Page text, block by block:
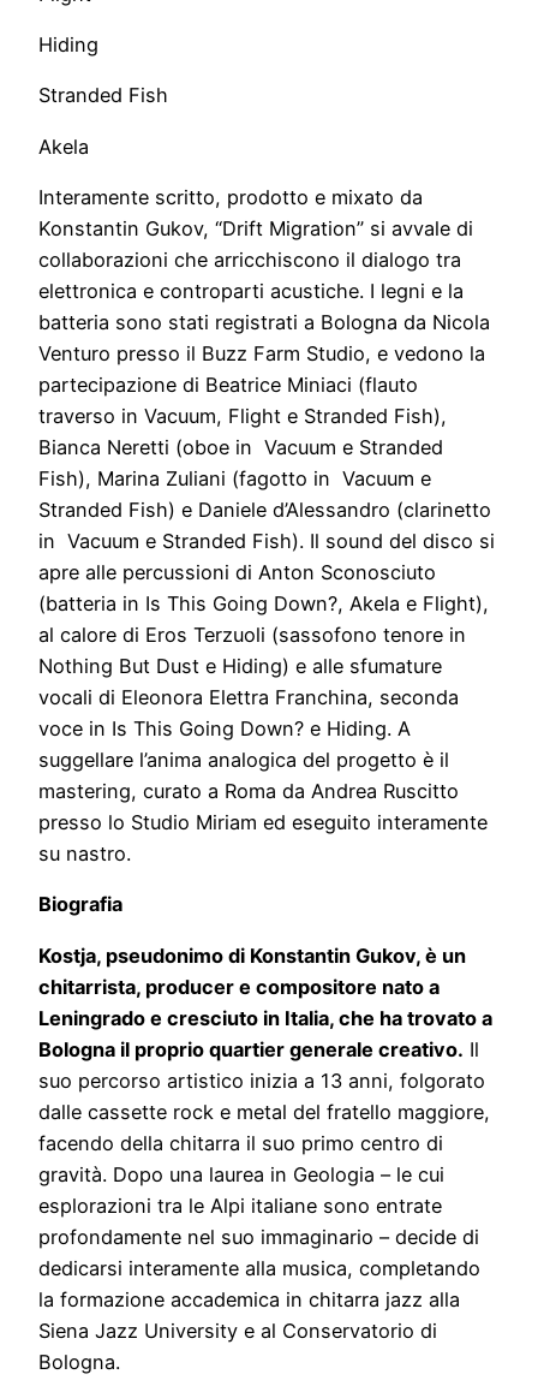
Hiding
Stranded Fish
Akela
Interamente scritto, prodotto e mixato da
Konstantin Gukov, “Drift Migration” si avvale di
collaborazioni che arricchiscono il dialogo tra
elettronica e controparti acustiche. I legni e la
batteria sono stati registrati a Bologna da Nicola
Venturo presso il Buzz Farm Studio, e vedono la
partecipazione di Beatrice Miniaci (flauto
traverso in Vacuum, Flight e Stranded Fish),
Bianca Neretti (oboe in Vacuum e Stranded
Fish), Marina Zuliani (fagotto in Vacuum e
Stranded Fish) e Daniele d’Alessandro (clarinetto
in Vacuum e Stranded Fish). Il sound del disco si
apre alle percussioni di Anton Sconosciuto
(batteria in Is This Going Down?, Akela e Flight),
al calore di Eros Terzuoli (sassofono tenore in
Nothing But Dust e Hiding) e alle sfumature
vocali di Eleonora Elettra Franchina, seconda
voce in Is This Going Down? e Hiding. A
suggellare l’anima analogica del progetto è il
mastering, curato a Roma da Andrea Ruscitto
presso lo Studio Miriam ed eseguito interamente
su nastro.
Biografia
Kostja, pseudonimo di Konstantin Gukov, è un
chitarrista, producer e compositore nato a
Leningrado e cresciuto in Italia, che ha trovato a
Bologna il proprio quartier generale creativo. Il
suo percorso artistico inizia a 13 anni, folgorato
dalle cassette rock e metal del fratello maggiore,
facendo della chitarra il suo primo centro di
gravità. Dopo una laurea in Geologia – le cui
esplorazioni tra le Alpi italiane sono entrate
profondamente nel suo immaginario – decide di
dedicarsi interamente alla musica, completando
la formazione accademica in chitarra jazz alla
Siena Jazz University e al Conservatorio di
Bologna.